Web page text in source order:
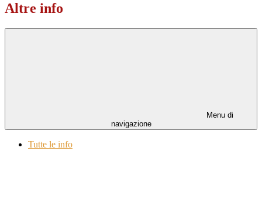
Altre info
Menu di
navigazione
Tutte le info